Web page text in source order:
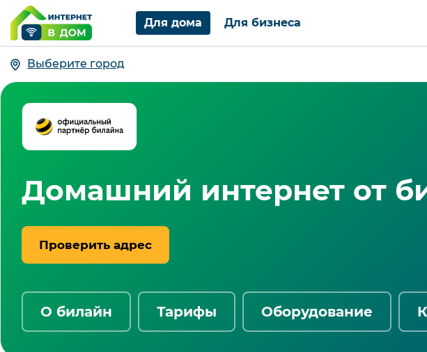
Для дома Для бизнеса
Выберите город
Домашний интернет от
Проверить адрес
О билайн Тарифы Оборудование